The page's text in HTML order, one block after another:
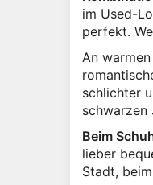
im Used-
perfekt.
An
schlichter
schwarzen
Beim
lieber
Stadt,